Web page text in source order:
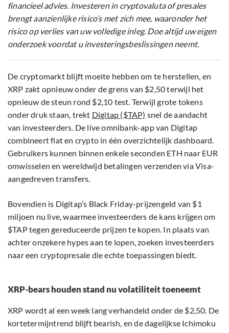
financieel advies. Investeren in cryptovaluta of presales
brengt aanzienlijke risico’s met zich mee, waaronder het
risico op verlies van uw volledige inleg. Doe altijd uw eigen
onderzoek voordat u investeringsbeslissingen neemt.
De cryptomarkt blijft moeite hebben om te herstellen, en
XRP zakt opnieuw onder de grens van $2,50 terwijl het
opnieuw de steun rond $2,10 test. Terwijl grote tokens
onder druk staan, trekt Digitap ($TAP) snel de aandacht
van investeerders. De live omnibank-app van Digitap
combineert fiat en crypto in één overzichtelijk dashboard.
Gebruikers kunnen binnen enkele seconden ETH naar EUR
omwisselen en wereldwijd betalingen verzenden via Visa-
aangedreven transfers.
Bovendien is Digitap’s Black Friday-prijzengeld van $1
miljoen nu live, waarmee investeerders de kans krijgen om
$TAP tegen gereduceerde prijzen te kopen. In plaats van
achter onzekere hypes aan te lopen, zoeken investeerders
naar een cryptopresale die echte toepassingen biedt.
XRP-bears houden stand nu volatiliteit toeneemt
XRP wordt al een week lang verhandeld onder de $2,50. De
kortetermijntrend blijft bearish, en de dagelijkse Ichimoku